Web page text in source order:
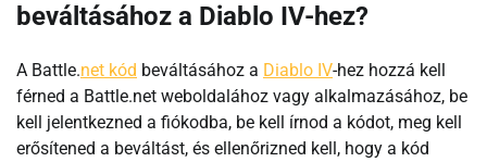
beváltásához a Diablo IV-hez?
A Battle.net kód beváltásához a Diablo IV-hez hozzá kell
férned a Battle.net weboldalához vagy alkalmazásához, be
kell jelentkezned a fiókodba, be kell írnod a kódot, meg kell
erősítened a beváltást, és ellenőrizned kell, hogy a kód